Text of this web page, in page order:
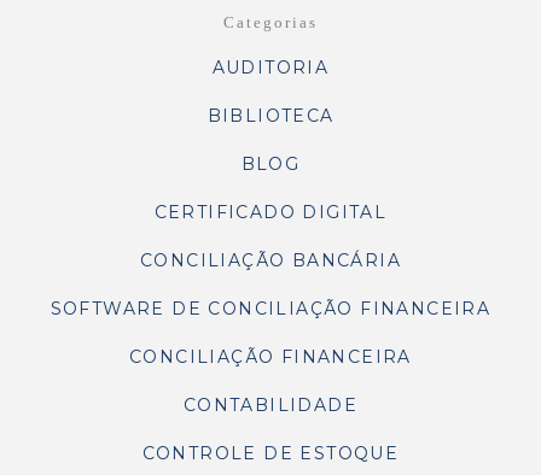
Categorias
AUDITORIA
BIBLIOTECA
BLOG
CERTIFICADO DIGITAL
CONCILIAÇÃO BANCÁRIA
SOFTWARE DE CONCILIAÇÃO FINANCEIRA
CONCILIAÇÃO FINANCEIRA
CONTABILIDADE
CONTROLE DE ESTOQUE